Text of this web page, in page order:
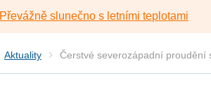
Převážně slunečno s letními teplotami
Aktuality Čerstvé severozápadní proudění